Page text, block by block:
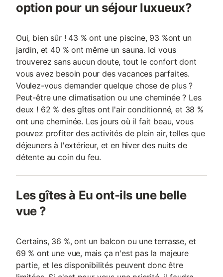
option pour un séjour luxueux?
Oui, bien sûr ! 43 % ont une piscine, 93 %ont un
jardin, et 40 % ont même un sauna. Ici vous
trouverez sans aucun doute, tout le confort dont
vous avez besoin pour des vacances parfaites.
Voulez-vous demander quelque chose de plus ?
Peut-être une climatisation ou une cheminée ? Les
deux ! 62 % des gîtes ont l'air conditionné, et 38 %
ont une cheminée. Les jours où il fait beau, vous
pouvez profiter des activités de plein air, telles que
déjeuners à l'extérieur, et en hiver des nuits de
détente au coin du feu.
Les gîtes à Eu ont-ils une belle
vue ?
Certains, 36 %, ont un balcon ou une terrasse, et
69 % ont une vue, mais ça n'est pas la majeure
partie, et les disponibilités peuvent donc être